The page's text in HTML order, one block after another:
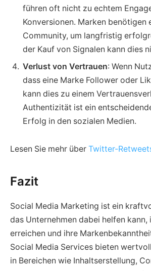
führen oft nicht zu echtem
Konversionen. Marken benötigen
Community, um langfristig
der Kauf von Signalen kann dies
Verlust von Vertrauen: Wenn
dass eine Marke Follower oder
kann dies zu einem
Authentizität ist ein
Erfolg in den sozialen Medien.
Lesen Sie mehr über Twitter-
Fazit
Social Media Marketing ist ein
das Unternehmen dabei helfen kann,
erreichen und ihre
Social Media Services bieten
in Bereichen wie Inhaltserstellung,